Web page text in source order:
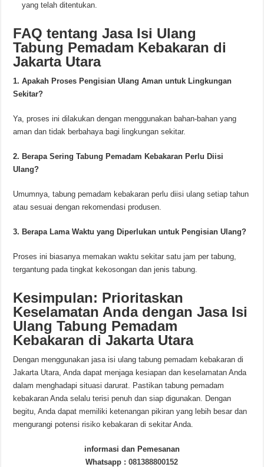
yang telah ditentukan.
FAQ tentang Jasa Isi Ulang
Tabung Pemadam Kebakaran di
Jakarta Utara
1. Apakah Proses Pengisian Ulang Aman untuk Lingkungan
Sekitar?
Ya, proses ini dilakukan dengan menggunakan bahan-bahan yang
aman dan tidak berbahaya bagi lingkungan sekitar.
2. Berapa Sering Tabung Pemadam Kebakaran Perlu Diisi
Ulang?
Umumnya, tabung pemadam kebakaran perlu diisi ulang setiap tahun
atau sesuai dengan rekomendasi produsen.
3. Berapa Lama Waktu yang Diperlukan untuk Pengisian Ulang?
Proses ini biasanya memakan waktu sekitar satu jam per tabung,
tergantung pada tingkat kekosongan dan jenis tabung.
Kesimpulan: Prioritaskan
Keselamatan Anda dengan Jasa Isi
Ulang Tabung Pemadam
Kebakaran di Jakarta Utara
Dengan menggunakan jasa isi ulang tabung pemadam kebakaran di
Jakarta Utara, Anda dapat menjaga kesiapan dan keselamatan Anda
dalam menghadapi situasi darurat. Pastikan tabung pemadam
kebakaran Anda selalu terisi penuh dan siap digunakan. Dengan
begitu, Anda dapat memiliki ketenangan pikiran yang lebih besar dan
mengurangi potensi risiko kebakaran di sekitar Anda.
informasi dan Pemesanan
Whatsapp :081388800152